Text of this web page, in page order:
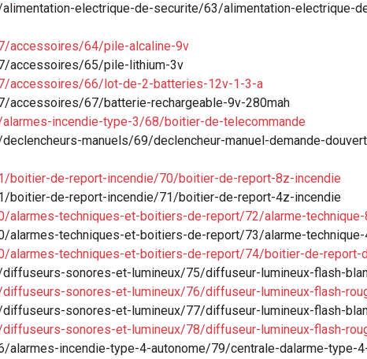
electrique-de-securite/63/alimentation-electrique-
accessoires/64/pile-alcaline-9v
accessoires/65/pile-lithium-3v
accessoires/66/lot-de-2-batteries-12v-1-3-a
accessoires/67/batterie-rechargeable-9v-280mah
incendie-type-3/68/boitier-de-telecommande
manuels/69/declencheur-manuel-demande-
boitier-de-report-incendie/70/boitier-de-report-8z-incendie
boitier-de-report-incendie/71/boitier-de-report-4z-incendie
alarmes-techniques-et-boitiers-de-report/72/alarme-
alarmes-techniques-et-boitiers-de-report/73/alarme-
alarmes-techniques-et-boitiers-de-report/74/boitier-de-report-
sonores-et-lumineux/75/diffuseur-lumineux-flash-
sonores-et-lumineux/76/diffuseur-lumineux-flash-
sonores-et-lumineux/77/diffuseur-lumineux-flash-
sonores-et-lumineux/78/diffuseur-lumineux-flash-
incendie-type-4-autonome/79/centrale-dalarme-type-